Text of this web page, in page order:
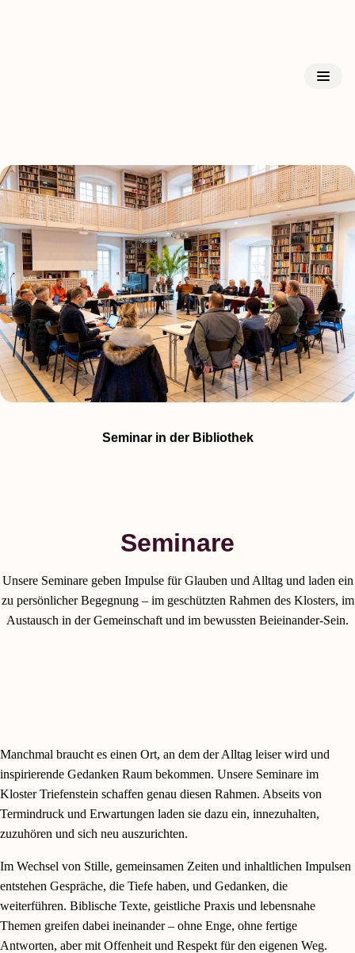
Seminar in der Bibliothek
Seminare
Unsere Seminare geben Impulse für Glauben und Alltag und laden ein
zu persönlicher Begegnung – im geschützten Rahmen des Klosters, im
Austausch in der Gemeinschaft und im bewussten Beieinander-Sein.
Manchmal braucht es einen Ort, an dem der Alltag leiser wird und
inspirierende Gedanken Raum bekommen. Unsere Seminare im
Kloster Triefenstein schaffen genau diesen Rahmen. Abseits von
Termindruck und Erwartungen laden sie dazu ein, innezuhalten,
zuzuhören und sich neu auszurichten.
Im Wechsel von Stille, gemeinsamen Zeiten und inhaltlichen Impulsen
entstehen Gespräche, die Tiefe haben, und Gedanken, die
weiterführen. Biblische Texte, geistliche Praxis und lebensnahe
Themen greifen dabei ineinander – ohne Enge, ohne fertige
Antworten, aber mit Offenheit und Respekt für den eigenen Weg.